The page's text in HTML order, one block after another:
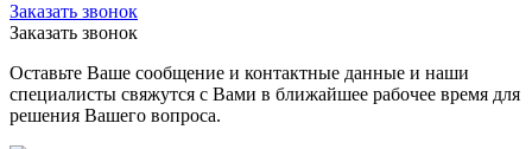
Заказать звонок
Заказать звонок
Оставьте Ваше сообщение и контактные данные и наши
специалисты свяжутся с Вами в ближайшее рабочее время для
решения Вашего вопроса.